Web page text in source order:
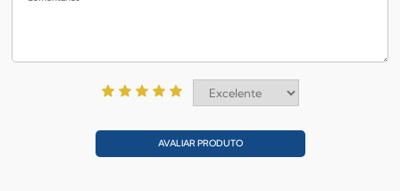
AVALIAR PRODUTO